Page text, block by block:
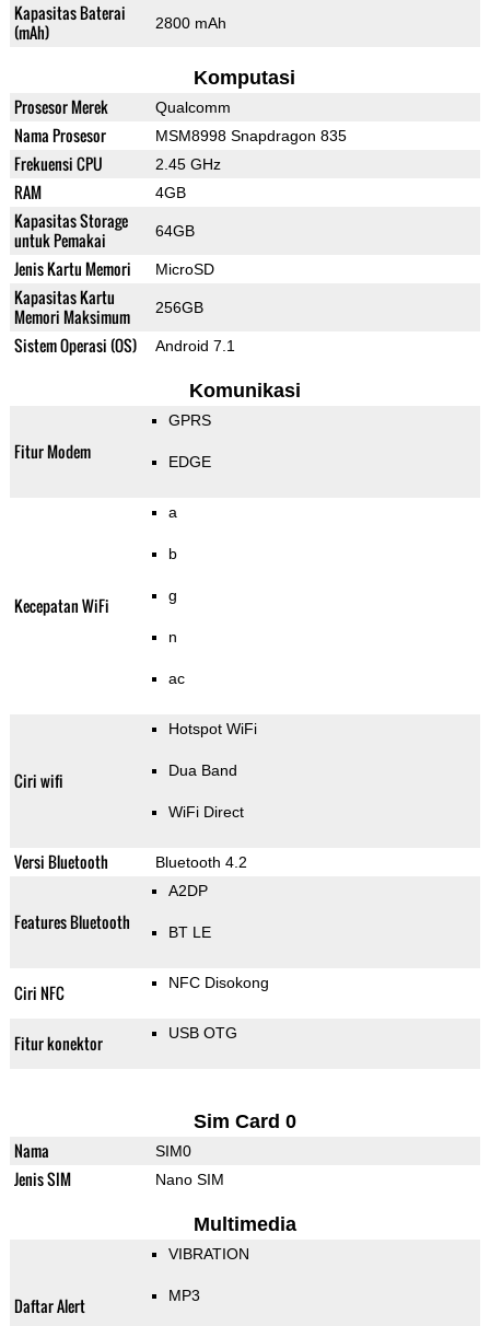
Kapasitas Baterai
(mAh)
2800 mAh
Komputasi
Prosesor Merek Qualcomm
Nama Prosesor MSM8998 Snapdragon 835
Frekuensi CPU 2.45 GHz
RAM 4GB
Kapasitas Storage
untuk Pemakai
64GB
Jenis Kartu Memori MicroSD
Kapasitas Kartu
Memori Maksimum
256GB
Sistem Operasi (OS) Android 7.1
Komunikasi
Fitur Modem
GPRS
EDGE
Kecepatan WiFi
a
b
g
n
ac
Ciri wifi
Hotspot WiFi
Dua Band
WiFi Direct
Versi Bluetooth Bluetooth 4.2
Features Bluetooth
A2DP
BT LE
Ciri NFC NFC Disokong
Fitur konektor USB OTG
Sim Card 0
Nama SIM0
Jenis SIM Nano SIM
Multimedia
Daftar Alert
VIBRATION
MP3